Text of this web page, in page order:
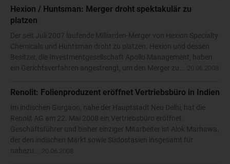
Hexion / Huntsman: Merger droht spektakulär zu
platzen
Der seit Juli 2007 laufende Milliarden-Merger von Hexion Specialty
Chemicals und Huntsman droht zu platzen. Hexion und dessen
Besitzer, die Investmentgesellschaft Apollo Management, haben
ein Gerichtsverfahren angestrengt, um den Merger zu...
Renolit: Folienproduzent eröffnet Vertriebsbüro in Indien
Im indischen Gurgaon, nahe der Hauptstadt Neu Delhi, hat die
Renolit AG am 22. Mai 2008 ein Vertriebsbüro eröffnet.
Geschäftsführer und bisher einziger Mitarbeiter ist Alok Marhawa,
der den indischen Markt sowie Südostasien insgesamt für
nahezu...